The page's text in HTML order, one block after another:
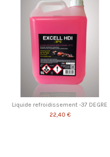
Liquide refroidissement -37 DEGRE
22,40 €